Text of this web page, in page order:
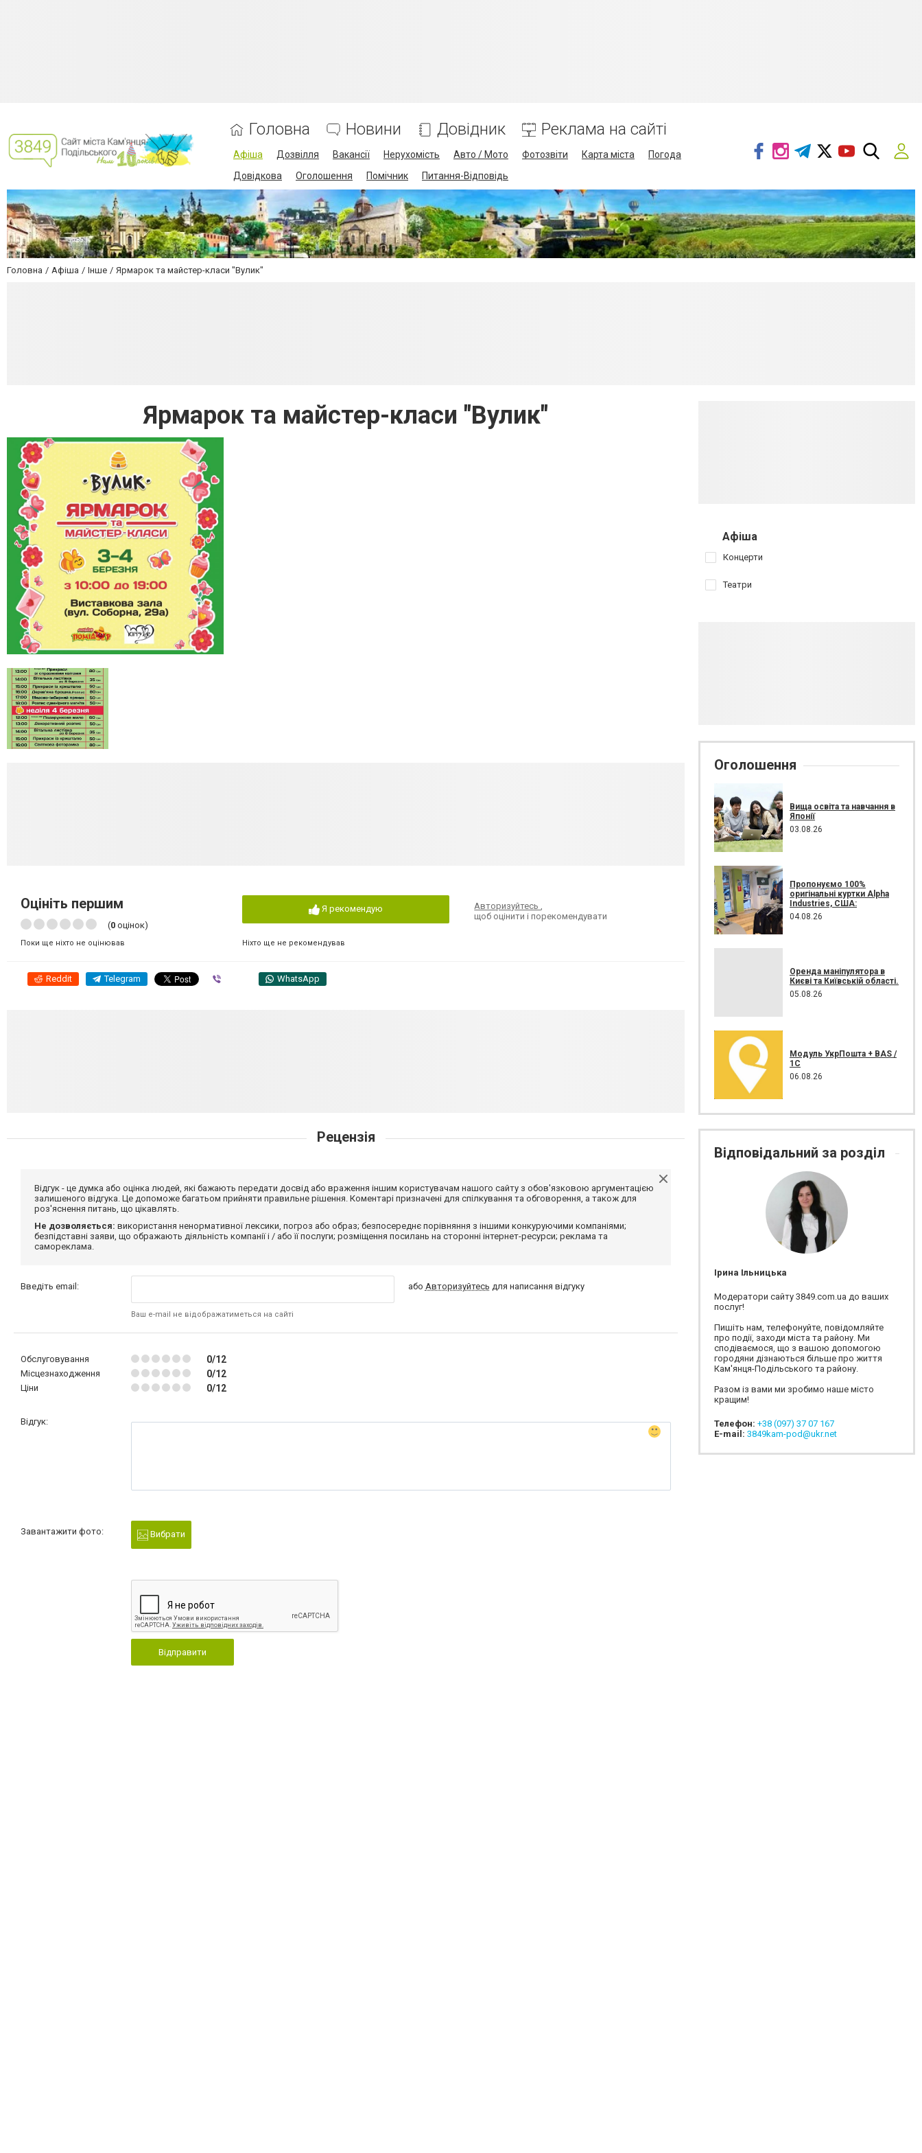
Головна Новини Довідник Реклама на сайті
Афіша Дозвілля Вакансії Нерухомість Авто / Мото Фотозвіти Карта міста
Погода
Довідкова
Оголошення Помічник Питання-Відповідь
Головна Афіша Інше Ярмарок та майстер-класи "Вулик"
Ярмарок та майстер-класи "Вулик"
Оцініть першим
(0 оцінок)
Поки ще ніхто не оцінював
Я рекомендую
Ніхто ще не рекомендував
Авторизуйтесь,
щоб оцінити і порекомендувати
Reddit Telegram WhatsApp
Рецензія
Відгук - це думка або оцінка людей, які бажають передати досвід або враження іншим користувачам нашого сайту з обов'язковою аргументацією
залишеного відгука. Це допоможе багатьом прийняти правильне рішення. Коментарі призначені для спілкування та обговорення, а також для
роз'яснення питань, що цікавлять.
Не дозволяється: використання ненормативної лексики, погроз або образ; безпосереднє порівняння з іншими конкуруючими компаніями;
безпідставні заяви, що ображають діяльність компанії і / або її послуги; розміщення посилань на сторонні інтернет-ресурси; реклама та
самореклама.
Введіть email:
Ваш e-mail не відображатиметься на сайті
або Авторизуйтесь для написання відгуку
Обслуговування 0/12
Місцезнаходження 0/12
Ціни 0/12
Відгук:
Завантажити фото: Вибрати
Відправити
Афіша
Концерти
Театри
Оголошення
Вища освіта та навчання в
Японії
03.08.26
Пропонуємо 100%
оригінальні куртки Alpha
Industries, США:
04.08.26
Оренда маніпулятора в
Києві та Київській області.
05.08.26
Модуль УкрПошта + BAS /
1C
06.08.26
Відповідальний за розділ
Ірина Ільницька
Модератори сайту 3849.com.ua до ваших
послуг!
Пишіть нам, телефонуйте, повідомляйте
про події, заходи міста та району. Ми
сподіваємося, що з вашою допомогою
городяни дізнаються більше про життя
Кам'янця-Подільського та району.
Разом із вами ми зробимо наше місто
кращим!
Телефон: +38 (097) 37 07 167
E-mail: 3849kam-pod@ukr.net